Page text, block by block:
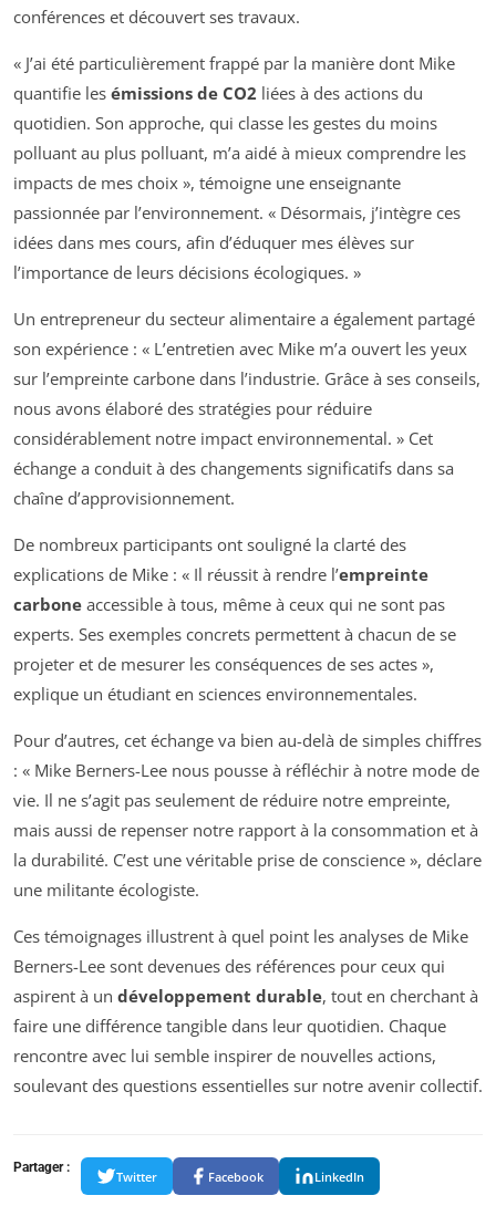
conférences et découvert ses travaux.
« J’ai été particulièrement frappé par la manière dont Mike
quantifie les émissions de CO2 liées à des actions du
quotidien. Son approche, qui classe les gestes du moins
polluant au plus polluant, m’a aidé à mieux comprendre les
impacts de mes choix », témoigne une enseignante
passionnée par l’environnement. « Désormais, j’intègre ces
idées dans mes cours, afin d’éduquer mes élèves sur
l’importance de leurs décisions écologiques. »
Un entrepreneur du secteur alimentaire a également partagé
son expérience : « L’entretien avec Mike m’a ouvert les yeux
sur l’empreinte carbone dans l’industrie. Grâce à ses conseils,
nous avons élaboré des stratégies pour réduire
considérablement notre impact environnemental. » Cet
échange a conduit à des changements significatifs dans sa
chaîne d’approvisionnement.
De nombreux participants ont souligné la clarté des
explications de Mike : « Il réussit à rendre l’empreinte
carbone accessible à tous, même à ceux qui ne sont pas
experts. Ses exemples concrets permettent à chacun de se
projeter et de mesurer les conséquences de ses actes »,
explique un étudiant en sciences environnementales.
Pour d’autres, cet échange va bien au-delà de simples chiffres
: « Mike Berners-Lee nous pousse à réfléchir à notre mode de
vie. Il ne s’agit pas seulement de réduire notre empreinte,
mais aussi de repenser notre rapport à la consommation et à
la durabilité. C’est une véritable prise de conscience », déclare
une militante écologiste.
Ces témoignages illustrent à quel point les analyses de Mike
Berners-Lee sont devenues des références pour ceux qui
aspirent à un développement durable, tout en cherchant à
faire une différence tangible dans leur quotidien. Chaque
rencontre avec lui semble inspirer de nouvelles actions,
soulevant des questions essentielles sur notre avenir collectif.
Partager :
Twitter Facebook LinkedIn